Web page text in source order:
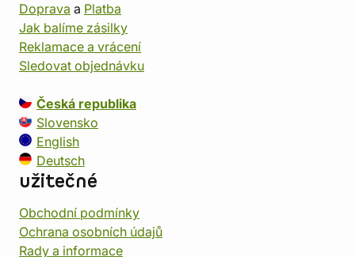
Doprava a Platba
Jak balíme zásilky
Reklamace a vrácení
Sledovat objednávku
Česká republika
Slovensko
English
Deutsch
užitečné
Obchodní podmínky
Ochrana osobních údajů
Rady a informace